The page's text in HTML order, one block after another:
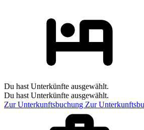
Du hast Unterkünfte ausgewählt.
Du hast Unterkünfte ausgewählt.
Zur Unterkunftsbuchung Zur